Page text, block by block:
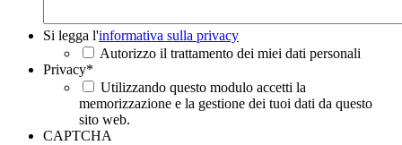
Si
legga
l'informativa
sulla
privacy*
Si legga l'informativa sulla privacy
Autorizzo il trattamento dei miei dati personali
Privacy*
Utilizzando questo modulo accetti la
memorizzazione e la gestione dei tuoi dati da questo
sito web.
CAPTCHA